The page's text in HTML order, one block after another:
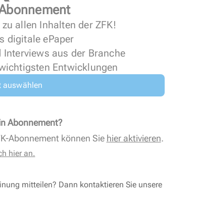
allen Inhalten der ZFK!
digitale ePaper
aus der Branche
Entwicklungen
auswählen
Abonnement?
Abonnement können Sie hier aktivieren.
hier an.
mitteilen? Dann kontaktieren Sie unsere